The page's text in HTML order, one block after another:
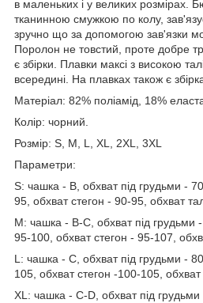
в маленьких і у великих розмірах.
тканинною смужкою по колу,
зручно що за допомогою зав'язки
Поролон не товстий, проте добре
є збірки. Плавки максі з високою
всередині. На плавках також є
Матеріал: 82% поліамід, 18%
Колір: чорний.
Розмір: S, M, L, XL, 2XL, 3XL
Параметри:
S: чашка - B, обхват під грудьми -
95, обхват стегон - 90-95, обхват
M: чашка - В-С, обхват під грудьми
95-100, обхват стегон - 95-107,
L: чашка - С, обхват під грудьми -
105, обхват стегон -100-105, обхват
XL: чашка - С-D, обхват під